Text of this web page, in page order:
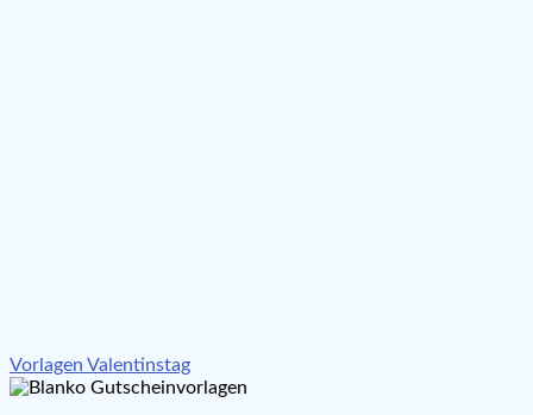
Beitragsnavigation
Vorlagen Valentinstag